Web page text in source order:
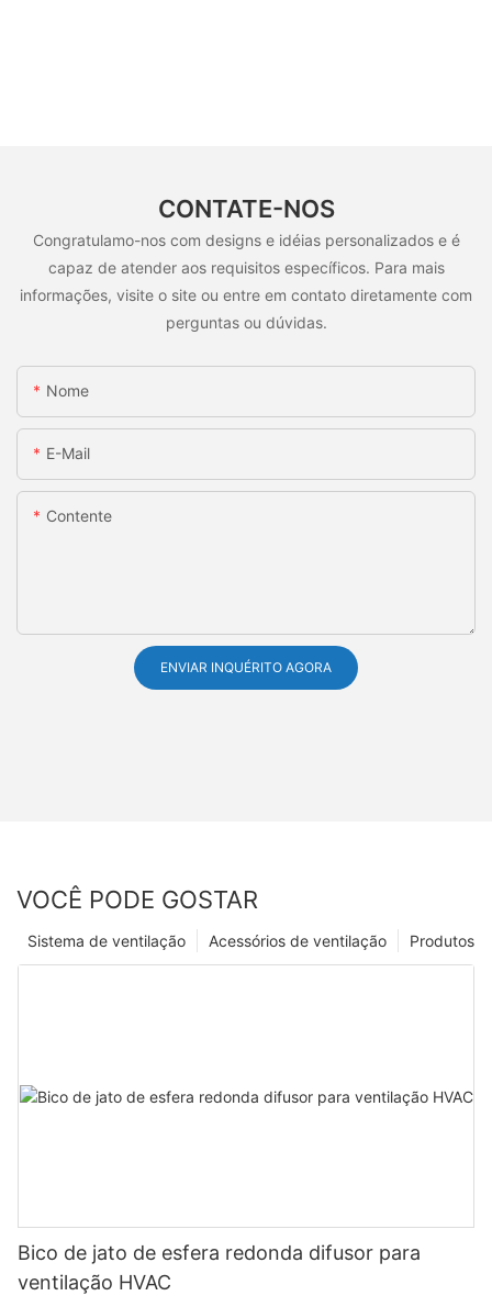
CONTATE-NOS
Congratulamo-nos com designs e idéias personalizados e é
capaz de atender aos requisitos específicos. Para mais
informações, visite o site ou entre em contato diretamente com
perguntas ou dúvidas.
Nome
E-Mail
Contente
ENVIAR INQUÉRITO AGORA
VOCÊ PODE GOSTAR
Produtos
Acessórios de ventilação
Sistema de ventilação
Bico de jato de esfera redonda difusor para
ventilação HVAC